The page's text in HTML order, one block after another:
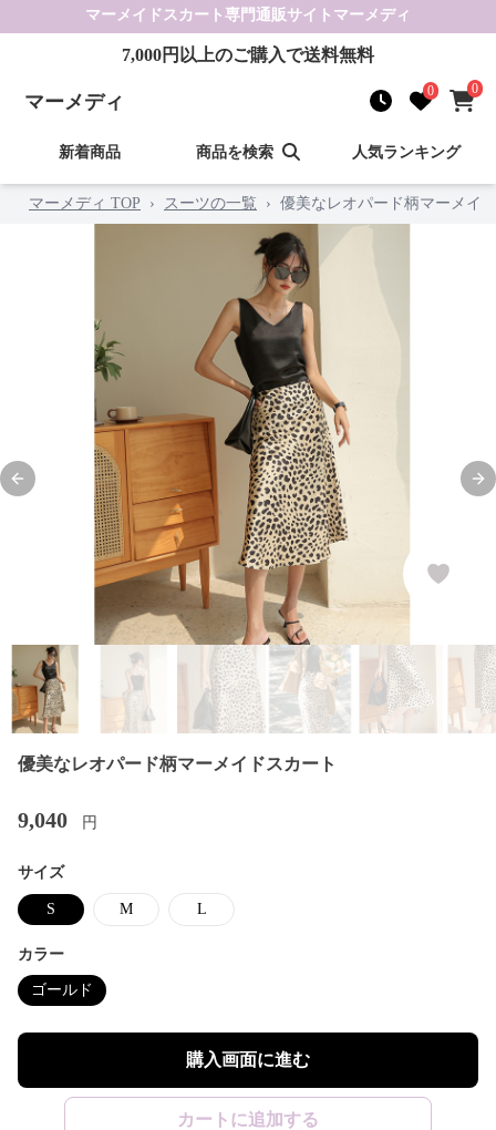
マーメイドスカート 専門通販サイト マーメディ
7,000円以上のご購入で送料無料
マーメディ 0 0
新着商品 商品を検索 人気ランキング
マーメディ TOP › スーツの一覧 › 優美なレオパード柄マーメイ
Previous slide
優美なレオパード柄マーメイドスカート
9,040 円
サイズ
S M L
カラー
ゴールド
購入画面に進む
カートに追加する